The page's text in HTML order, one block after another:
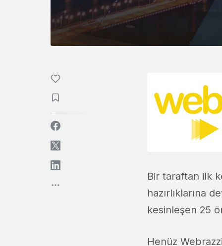
Bir taraftan ilk
hazırlıklarına
kesinleşen 25
Henüz